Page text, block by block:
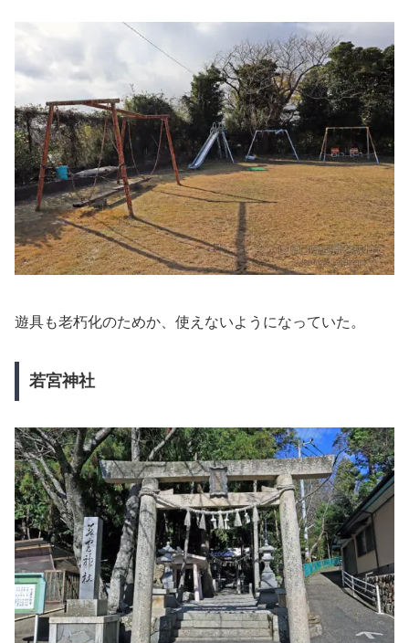
遊具も老朽化のためか、使えないようになっていた。
若宮神社